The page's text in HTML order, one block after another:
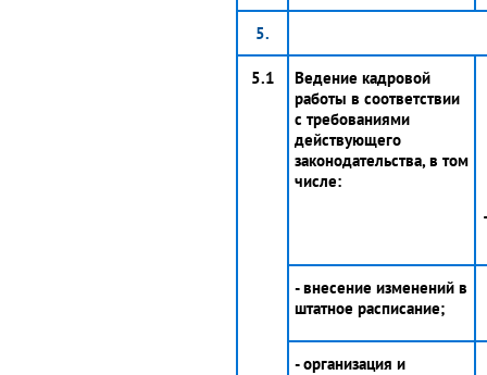
5.
5.1
Ведение кадровой
работы в соответствии
с требованиями
действующего
законодательства, в том
числе:
- внесение изменений в
штатное расписание;
- организация и